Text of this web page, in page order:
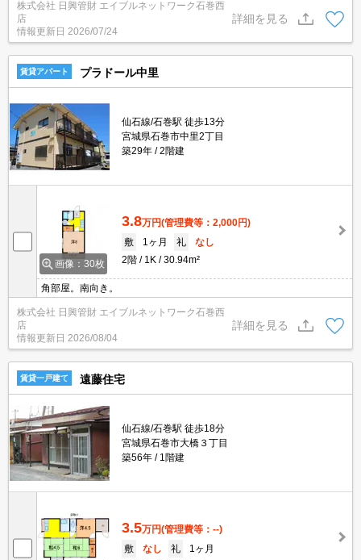
株式会社 日興管財 エイブルネットワーク石巻西
店
情報更新日 2026/07/24
詳細を見る
賃貸アパート プラドール中里
仙石線/石巻駅 徒歩13分
宮城県石巻市中里2丁目
築29年
2階建
画像：30枚
3.8万円(管理費等：2,000円)
敷
1ヶ月 礼
なし
2階
1K 30.94m²
角部屋。南向き。
株式会社 日興管財 エイブルネットワーク石巻西
店
情報更新日 2026/08/04
詳細を見る
賃貸一戸建て 遠藤住宅
仙石線/石巻駅 徒歩18分
宮城県石巻市大橋３丁目
築56年
1階建
3.5万円(管理費等：--)
敷
なし 礼
1ヶ月